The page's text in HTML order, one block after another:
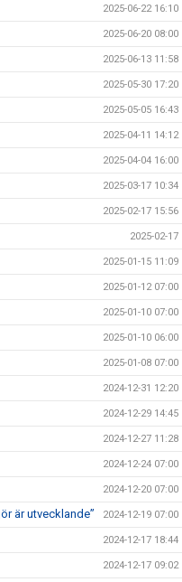
2025-06-22 16:10
2025-06-20 08:00
2025-06-13 11:58
2025-05-30 17:20
2025-05-05 16:43
2025-04-11 14:12
2025-04-04 16:00
2025-03-17 10:34
2025-02-17 15:56
2025-02-17
2025-01-15 11:09
2025-01-12 07:00
2025-01-10 07:00
2025-01-10 06:00
2025-01-08 07:00
2024-12-31 12:20
2024-12-29 14:45
2024-12-27 11:28
2024-12-24 07:00
2024-12-20 07:00
är utvecklande” 2024-12-19 07:00
2024-12-17 18:44
2024-12-17 09:02